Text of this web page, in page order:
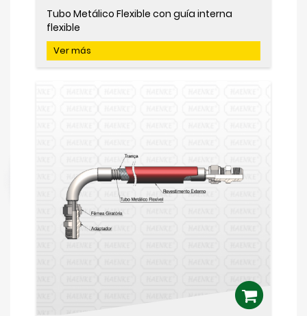
Tubo Metálico Flexible con guía interna
flexible
Ver más